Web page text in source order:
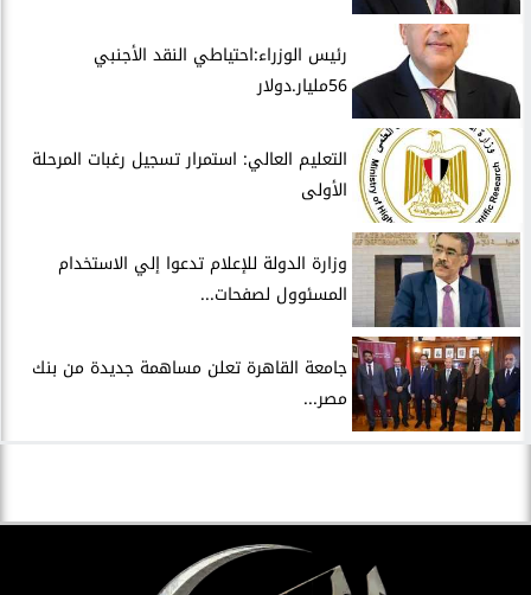
رئيس الوزراء:احتياطي النقد الأجنبي
56مليار.دولار
التعليم العالي: استمرار تسجيل رغبات المرحلة
الأولى
وزارة الدولة للإعلام تدعوا إلي الاستخدام
المسئوول لصفحات...
جامعة القاهرة تعلن مساهمة جديدة من بنك
مصر...